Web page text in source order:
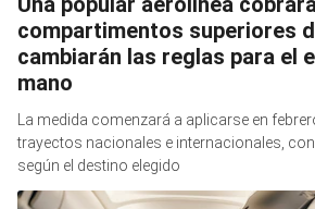
compartimentos superiores
cambiarán las reglas para el
mano
La medida comenzará a aplicarse en
trayectos nacionales e internacionales,
según el destino elegido